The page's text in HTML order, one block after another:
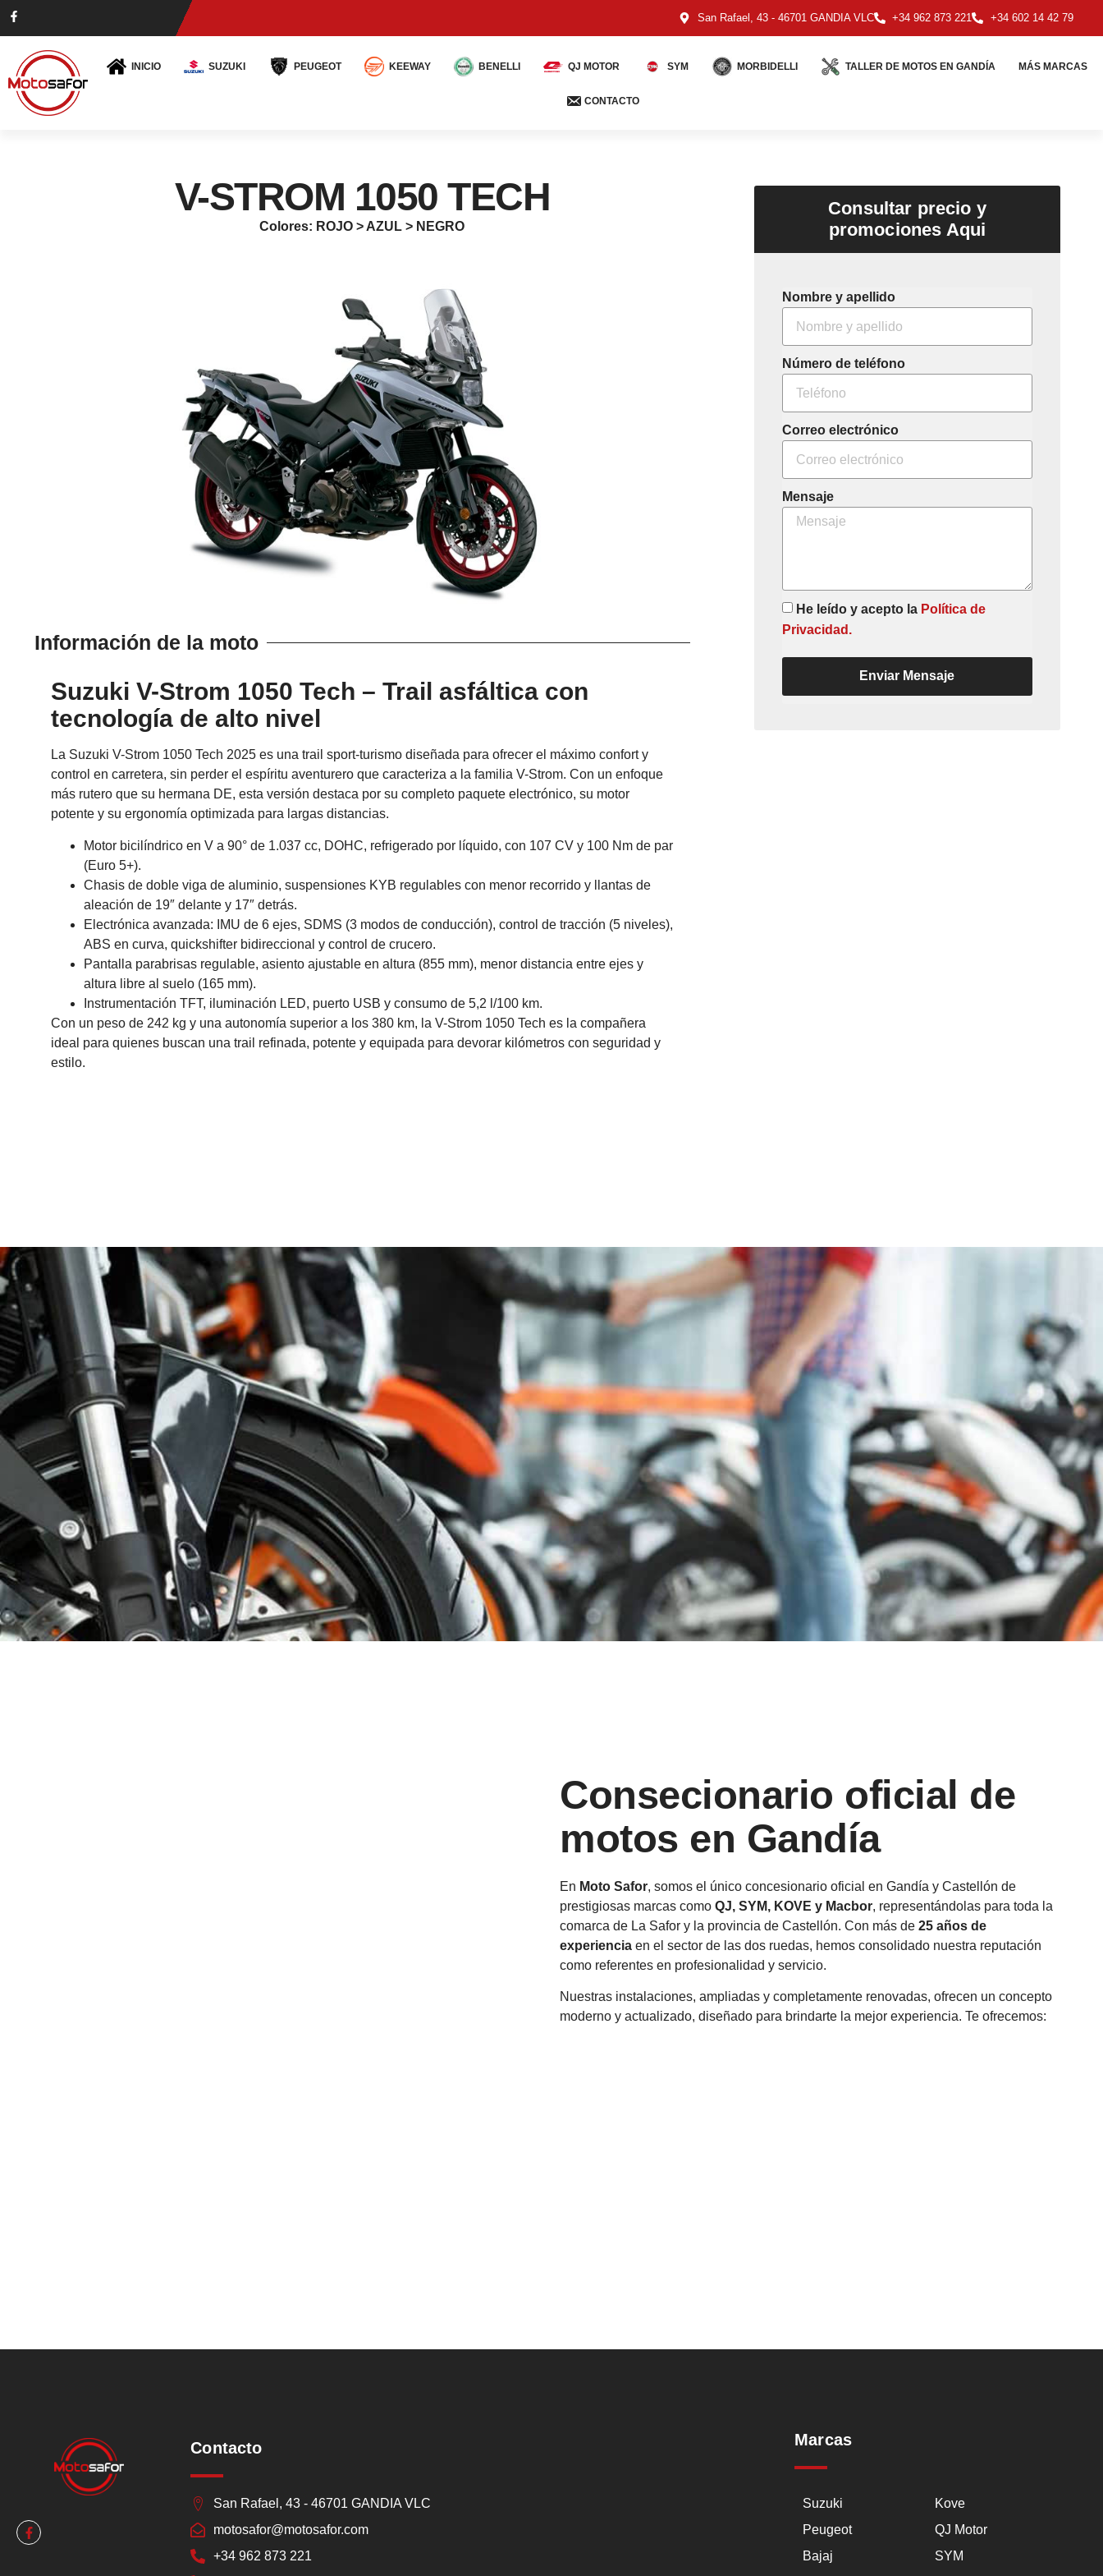
San Rafael, 43 - 46701 GANDIA VLC +34 962 873 221 +34 602 14 42 79
INICIO SUZUKI PEUGEOT KEEWAY BENELLI QJ MOTOR SYM MORBIDELLI TALLER DE MOTOS EN GANDÍA MÁS MARCAS
CONTACTO
V-STROM 1050 TECH
Colores: ROJO > AZUL > NEGRO
Información de la moto
Suzuki V-Strom 1050 Tech – Trail asfáltica con
tecnología de alto nivel
La Suzuki V-Strom 1050 Tech 2025 es una trail sport-turismo diseñada para ofrecer el máximo confort y
control en carretera, sin perder el espíritu aventurero que caracteriza a la familia V-Strom. Con un enfoque
más rutero que su hermana DE, esta versión destaca por su completo paquete electrónico, su motor
potente y su ergonomía optimizada para largas distancias.
Motor bicilíndrico en V a 90° de 1.037 cc, DOHC, refrigerado por líquido, con 107 CV y 100 Nm de par
(Euro 5+).
Chasis de doble viga de aluminio, suspensiones KYB regulables con menor recorrido y llantas de
aleación de 19″ delante y 17″ detrás.
Electrónica avanzada: IMU de 6 ejes, SDMS (3 modos de conducción), control de tracción (5 niveles),
ABS en curva, quickshifter bidireccional y control de crucero.
Pantalla parabrisas regulable, asiento ajustable en altura (855 mm), menor distancia entre ejes y
altura libre al suelo (165 mm).
Instrumentación TFT, iluminación LED, puerto USB y consumo de 5,2 l/100 km.
Con un peso de 242 kg y una autonomía superior a los 380 km, la V-Strom 1050 Tech es la compañera
ideal para quienes buscan una trail refinada, potente y equipada para devorar kilómetros con seguridad y
estilo.
Consultar precio y
promociones Aqui
Nombre y apellido
Número de teléfono
Correo electrónico
Mensaje
He leído y acepto la Política de
Privacidad.
Enviar Mensaje
Consecionario oficial de
motos en Gandía
En Moto Safor, somos el único concesionario oficial en Gandía y Castellón de
prestigiosas marcas como QJ, SYM, KOVE y Macbor, representándolas para toda la
comarca de La Safor y la provincia de Castellón. Con más de 25 años de
experiencia en el sector de las dos ruedas, hemos consolidado nuestra reputación
como referentes en profesionalidad y servicio.
Nuestras instalaciones, ampliadas y completamente renovadas, ofrecen un concepto
moderno y actualizado, diseñado para brindarte la mejor experiencia. Te ofrecemos:
Contacto
San Rafael, 43 - 46701 GANDIA VLC
motosafor@motosafor.com
+34 962 873 221
Marcas
Suzuki
Peugeot
Bajaj
Kove
QJ Motor
SYM